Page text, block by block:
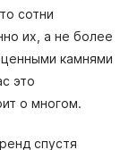
сотни
их, а не более
камнями
это
о многом.
спустя